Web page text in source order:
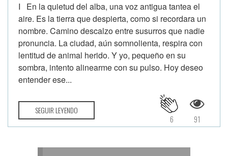
I En la quietud del alba, una voz antigua tantea el
aire. Es la tierra que despierta, como si recordara un
nombre. Camino descalzo entre susurros que nadie
pronuncia. La ciudad, aún somnolienta, respira con
lentitud de animal herido. Y yo, pequeño en su
sombra, intento alinearme con su pulso. Hoy deseo
entender ese...
SEGUIR LEYENDO
91
6